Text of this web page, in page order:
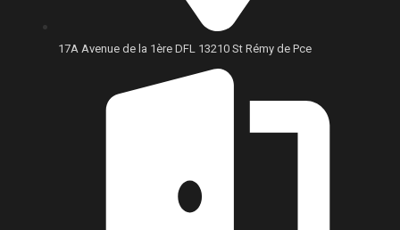
17A Avenue de la 1ère DFL 13210 St Rémy de Pce